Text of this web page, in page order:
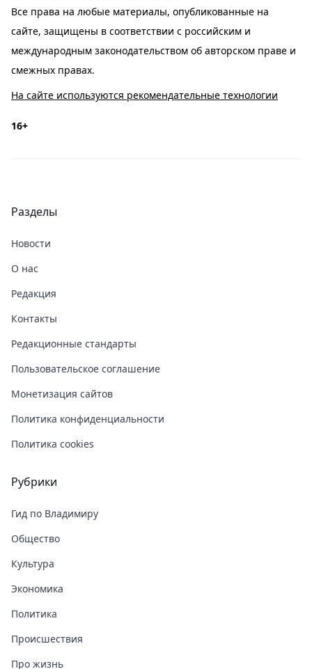
Все права на любые материалы, опубликованные на
сайте, защищены в соответствии с российским и
международным законодательством об авторском праве и
смежных правах.
На сайте используются рекомендательные технологии
16+
Разделы
Новости
О нас
Редакция
Контакты
Редакционные стандарты
Пользовательское соглашение
Монетизация сайтов
Политика конфиденциальности
Политика cookies
Рубрики
Гид по Владимиру
Общество
Культура
Экономика
Политика
Происшествия
Про жизнь